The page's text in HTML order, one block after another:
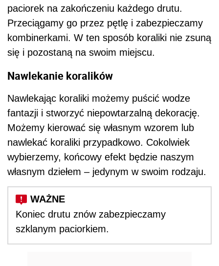
paciorek na zakończeniu każdego drutu.
Przeciągamy go przez pętlę i zabezpieczamy
kombinerkami. W ten sposób koraliki nie zsuną
się i pozostaną na swoim miejscu.
Nawlekanie koralików
Nawlekając koraliki możemy puścić wodze
fantazji i stworzyć niepowtarzalną dekorację.
Możemy kierować się własnym wzorem lub
nawlekać koraliki przypadkowo. Cokolwiek
wybierzemy, końcowy efekt będzie naszym
własnym dziełem – jedynym w swoim rodzaju.
Koniec drutu znów zabezpieczamy
szklanym paciorkiem.